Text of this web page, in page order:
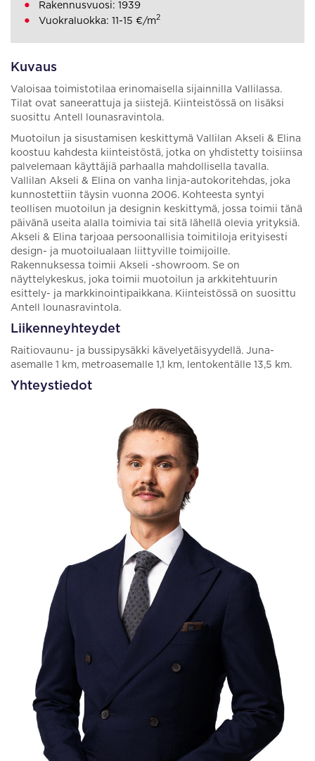
Kuvaus
Valoisaa toimistotilaa erinomaisella sijainnilla Vallilassa.
Tilat ovat saneerattuja ja siistejä. Kiinteistössä on lisäksi
suosittu Antell lounasravintola.
Muotoilun ja sisustamisen keskittymä Vallilan Akseli & Elina
koostuu kahdesta kiinteistöstä, jotka on yhdistetty toisiinsa
palvelemaan käyttäjiä parhaalla mahdollisella tavalla.
Vallilan Akseli & Elina on vanha linja-autokoritehdas, joka
kunnostettiin täysin vuonna 2006. Kohteesta syntyi
teollisen muotoilun ja designin keskittymä, jossa toimii tänä
päivänä useita alalla toimivia tai sitä lähellä olevia yrityksiä.
Akseli & Elina tarjoaa persoonallisia toimitiloja erityisesti
design- ja muotoilualaan liittyville toimijoille.
Rakennuksessa toimii Akseli -showroom. Se on
näyttelykeskus, joka toimii muotoilun ja arkkitehtuurin
esittely- ja markkinointipaikkana. Kiinteistössä on suosittu
Antell lounasravintola.
Liikenneyhteydet
Raitiovaunu- ja bussipysäkki kävelyetäisyydellä. Juna-
asemalle 1 km, metroasemalle 1,1 km, lentokentälle 13,5 km.
Yhteystiedot
Rakennusvuosi: 1939
Vuokraluokka: 11-15 €/m2